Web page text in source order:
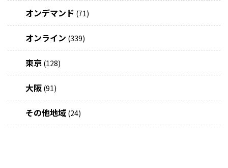
オンデマンド (71)
オンライン (339)
東京 (128)
大阪 (91)
その他地域 (24)